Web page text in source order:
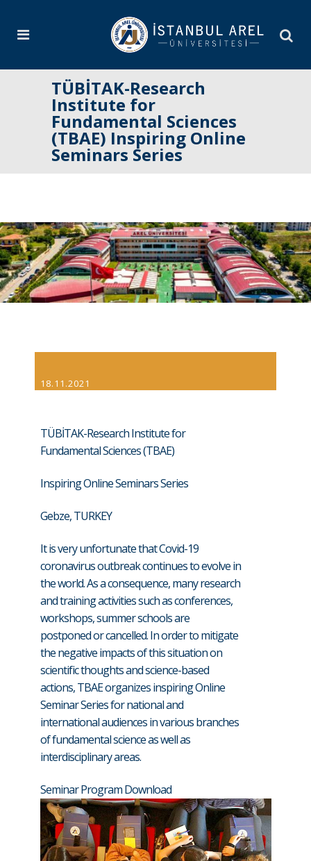
TÜBİTAK-Research
Institute for
Fundamental Sciences
(TBAE) Inspiring Online
Seminars Series
18.11.2021
TÜBİTAK-Research Institute for
Fundamental Sciences (TBAE)
Inspiring Online Seminars Series
Gebze, TURKEY
It is very unfortunate that Covid-19
coronavirus outbreak continues to evolve in
the world. As a consequence, many research
and training activities such as conferences,
workshops, summer schools are
postponed or cancelled. In order to mitigate
the negative impacts of this situation on
scientific thoughts and science-based
actions, TBAE organizes inspiring Online
Seminar Series for national and
international audiences in various branches
of fundamental science as well as
interdisciplinary areas.
Seminar Program Download